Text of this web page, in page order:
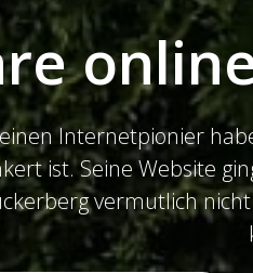
Internetpionier
ist. Seine Website
vermutlich